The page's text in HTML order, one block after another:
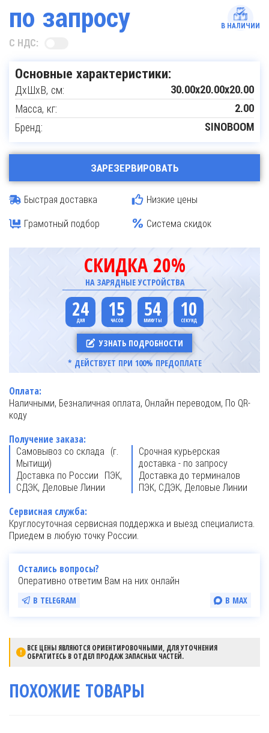
по запросу В НАЛИЧИИ
С НДС:
Основные характеристики:
ДxШxВ, см: 30.00x20.00x20.00
Масса, кг: 2.00
Бренд: SINOBOOM
ЗАРЕЗЕРВИРОВАТЬ
Быстрая доставка
Низкие цены
Грамотный подбор
Система скидок
СКИДКА 20%
НА ЗАРЯДНЫЕ УСТРОЙСТВА
24 15 54 09
УЗНАТЬ ПОДРОБНОСТИ
* ДЕЙСТВУЕТ ПРИ 100% ПРЕДОПЛАТЕ
Оплата:
Наличными, Безналичная оплата, Онлайн переводом, По QR-
коду
Получение заказа:
Самовывоз со склада (г.
Мытищи)
Срочная курьерская
доставка - по запросу
Доставка по России ПЭК,
СДЭК, Деловые Линии
Доставка до терминалов
ПЭК, СДЭК, Деловые Линии
Сервисная служба:
Круглосуточная сервисная поддержка и выезд специалиста.
Приедем в любую точку России.
Остались вопросы?
Оперативно ответим Вам на них онлайн
В TELEGRAM В MAX
ВСЕ ЦЕНЫ ЯВЛЯЮТСЯ ОРИЕНТИРОВОЧНЫМИ, ДЛЯ УТОЧНЕНИЯ
ОБРАТИТЕСЬ В ОТДЕЛ ПРОДАЖ ЗАПАСНЫХ ЧАСТЕЙ.
ПОХОЖИЕ ТОВАРЫ